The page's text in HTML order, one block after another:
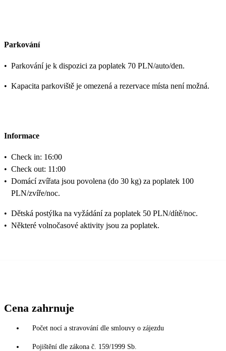
Parkování
• Parkování je k dispozici za poplatek 70 PLN/auto/den.
• Kapacita parkoviště je omezená a rezervace místa není možná.
Informace
• Check in: 16:00
• Check out: 11:00
• Domácí zvířata jsou povolena (do 30 kg) za poplatek 100
PLN/zvíře/noc.
• Dětská postýlka na vyžádání za poplatek 50 PLN/dítě/noc.
• Některé volnočasové aktivity jsou za poplatek.
Cena zahrnuje
Počet nocí a stravování dle smlouvy o zájezdu
Pojištění dle zákona č. 159/1999 Sb.